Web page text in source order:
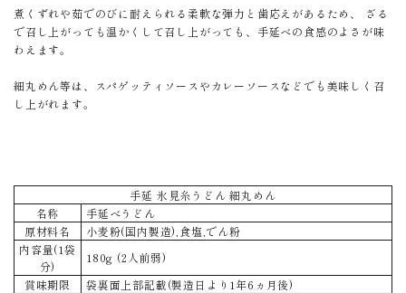
煮くずれや茹でのびに耐えられる柔軟な弾力と歯応えがあるため、 ざる
で召し上がっても温かくして召し上がっても、手延べの食感のよさが味
わえます。
細丸めん等は、スパゲッティソースやカレーソースなどでも美味しく召
し上がれます。
手延 氷見糸うどん 細丸めん
名称
手延べうどん
原材料名
小麦粉(国内製造),食塩,でん粉
内容量(1袋
分)
180g (2人前弱)
賞味期限
袋裏面上部記載(製造日より1年6ヵ月後)